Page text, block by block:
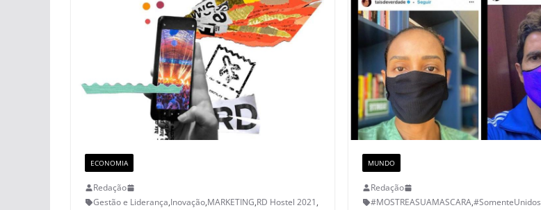
ECONOMIA
Redação
Gestão e Liderança,Inovação,MARKETING,RD Hostel 2021,
MUNDO
Redação
#MOSTREASUAMASCARA,#SomenteUnidos